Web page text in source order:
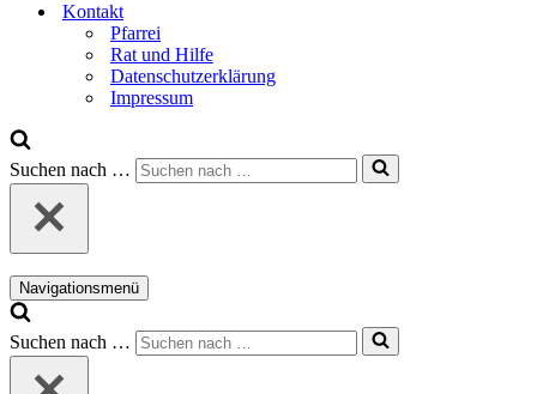
Kontakt
Pfarrei
Rat und Hilfe
Datenschutzerklärung
Impressum
Suchen nach …
Navigationsmenü
Suchen nach …